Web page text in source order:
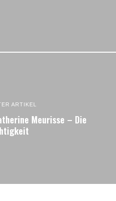
ARTIKEL
Meurisse – Die